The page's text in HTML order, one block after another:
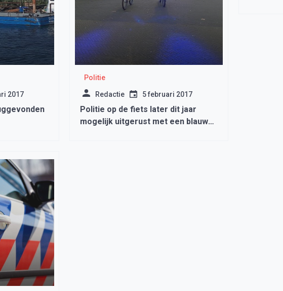
2017
Politie
Redactie 5 februari 2017
Politie op de fiets later dit jaar
mogelijk uitgerust met een blauwe